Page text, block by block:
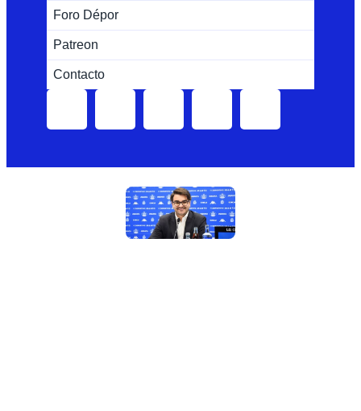
Foro Dépor
Patreon
Contacto